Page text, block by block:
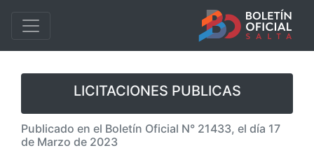
LICITACIONES PUBLICAS
Publicado en el Boletín Oficial N° 21433, el día 17
de Marzo de 2023